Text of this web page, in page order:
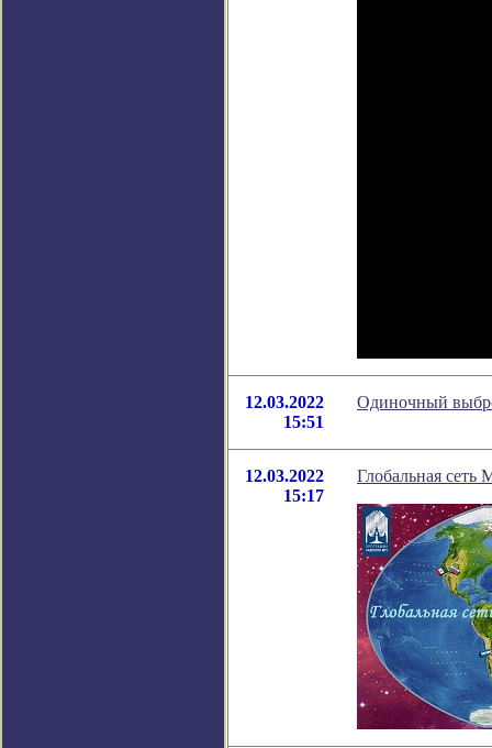
12.03.2022
15:51
Одиночный
12.03.2022
15:17
Глобальная